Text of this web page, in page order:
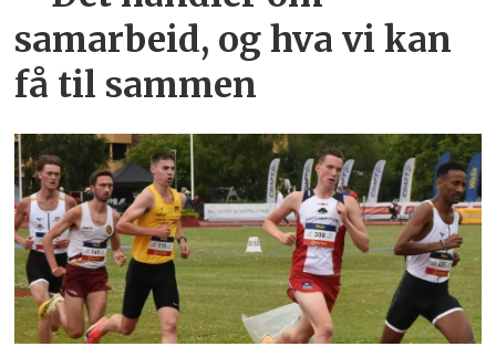
samarbeid, og hva vi kan
få til sammen